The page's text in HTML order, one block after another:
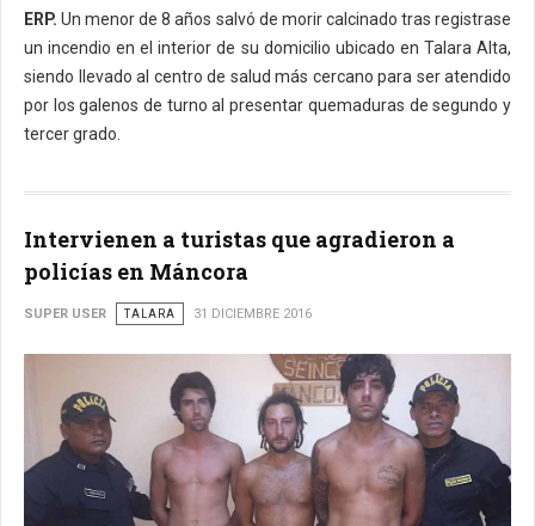
ERP. Un menor de 8 años salvó de morir calcinado tras registrase
un incendio en el interior de su domicilio ubicado en Talara Alta,
siendo llevado al centro de salud más cercano para ser atendido
por los galenos de turno al presentar quemaduras de segundo y
tercer grado.
Intervienen a turistas que agradieron a
policías en Máncora
SUPER USER TALARA 31 DICIEMBRE 2016